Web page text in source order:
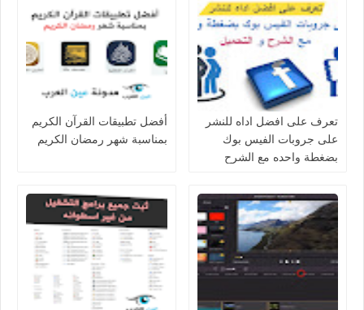
تعرف على افضل اداه للنشر
على جروبات الفيس بوك
بضغطة واحده مع الشرح
أفضل تطبيقات القرآن الكريم
بمناسبة شهر رمضان الكريم